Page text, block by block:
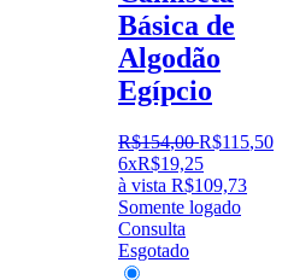
Básica de
Algodão
Egípcio
R$154,00 R$115,50
6xR$19,25
à vista R$109,73
Somente logado
Consulta
Esgotado